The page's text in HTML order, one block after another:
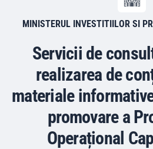
MINISTERUL INVESTITIILOR SI
Servicii de
realizarea de
materiale
promovare a
Operațional